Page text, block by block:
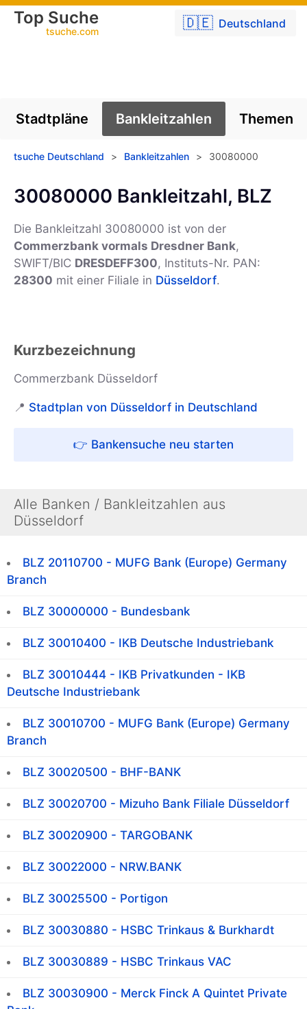
🇩🇪 Deutschland
Top Suche
tsuche.com
Stadtpläne Bankleitzahlen Themen
tsuche Deutschland > Bankleitzahlen > 30080000
30080000 Bankleitzahl, BLZ
Die Bankleitzahl 30080000 ist von der
Commerzbank vormals Dresdner Bank,
SWIFT/BIC DRESDEFF300, Instituts-Nr. PAN:
28300 mit einer Filiale in Düsseldorf.
Kurzbezeichnung
Commerzbank Düsseldorf
📍 Stadtplan von Düsseldorf in Deutschland
👉 Bankensuche neu starten
Alle Banken / Bankleitzahlen aus
Düsseldorf
BLZ 20110700 - MUFG Bank (Europe) Germany
Branch
BLZ 30000000 - Bundesbank
BLZ 30010400 - IKB Deutsche Industriebank
BLZ 30010444 - IKB Privatkunden - IKB
Deutsche Industriebank
BLZ 30010700 - MUFG Bank (Europe) Germany
Branch
BLZ 30020500 - BHF-BANK
BLZ 30020700 - Mizuho Bank Filiale Düsseldorf
BLZ 30020900 - TARGOBANK
BLZ 30022000 - NRW.BANK
BLZ 30025500 - Portigon
BLZ 30030880 - HSBC Trinkaus & Burkhardt
BLZ 30030889 - HSBC Trinkaus VAC
BLZ 30030900 - Merck Finck A Quintet Private